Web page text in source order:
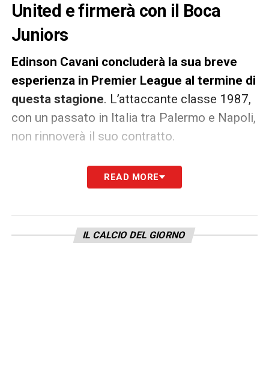
United e firmerà con il Boca
Juniors
Edinson Cavani concluderà la sua breve
esperienza in Premier League al termine di
questa stagione. L’attaccante classe 1987,
con un passato in Italia tra Palermo e Napoli,
non rinnoverà il suo contratto.
Argentina, riporta la clamorosa voce
sulla prossima squadra delMatador
voce confermata anche dal fratellastro
READ MORE
IL CALCIO DEL GIORNO